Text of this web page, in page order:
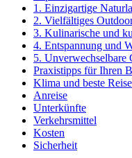
1. Einzigartige
2. Vielfältiges
3. Kulinarische und
4. Entspannung und
5. Unverwechselbare
Praxistipps für Ihren
Klima und beste
Anreise
Unterkünfte
Verkehrsmittel
Kosten
Sicherheit